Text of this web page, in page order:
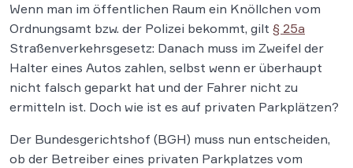
Wenn man im öffentlichen Raum ein Knöllchen vom
Ordnungsamt bzw. der Polizei bekommt, gilt § 25a
Straßenverkehrsgesetz: Danach muss im Zweifel der
Halter eines Autos zahlen, selbst wenn er überhaupt
nicht falsch geparkt hat und der Fahrer nicht zu
ermitteln ist. Doch wie ist es auf privaten Parkplätzen?
Der Bundesgerichtshof (BGH) muss nun entscheiden,
ob der Betreiber eines privaten Parkplatzes vom